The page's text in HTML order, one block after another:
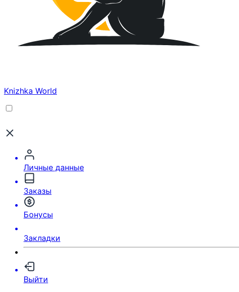
Knizhka World
Личные данные
Заказы
Бонусы
Закладки
Выйти